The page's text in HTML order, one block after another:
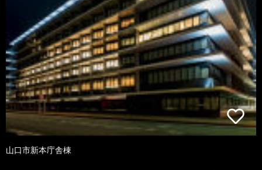
山口市新本庁舎棟